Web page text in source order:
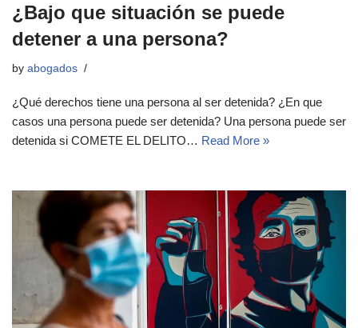
¿Bajo que situación se puede
detener a una persona?
by abogados
¿Qué derechos tiene una persona al ser detenida? ¿En que
casos una persona puede ser detenida? Una persona puede ser
detenida si COMETE EL DELITO… Read More »